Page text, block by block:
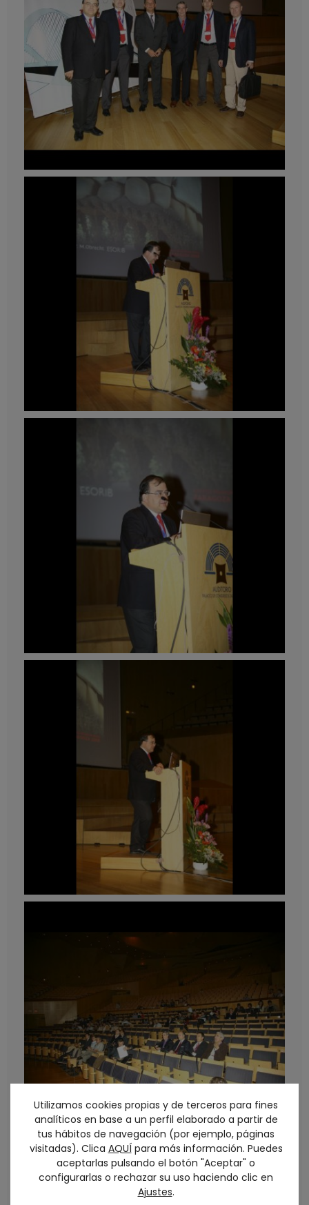
Utilizamos cookies propias y de terceros para fines
analíticos en base a un perfil elaborado a partir de
tus hábitos de navegación (por ejemplo, páginas
visitadas). Clica AQUÍpara más información. Puedes
aceptarlas pulsando el botón "Aceptar" o
configurarlas o rechazar su uso haciendo clic en
Ajustes.